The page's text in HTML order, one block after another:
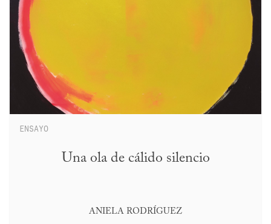
ENSAYO
Una ola de cálido silencio
ANIELA RODRÍGUEZ